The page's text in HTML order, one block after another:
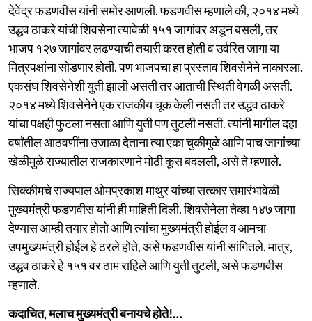
देवेंद्र फडणवीस यांनी समोर आणली. फडणवीस म्हणाले की, २०१४ मध्ये
उद्धव ठाकरे यांची शिवसेना त्यावेळी १५१ जागांवर अडून बसली, तर
भाजप १२७ जागांवर लढण्याची तयारी करत होती व उर्वरित जागा या
मित्रपक्षांना सोडणार होती. पण भाजपचा हा प्रस्ताव शिवसेनेने नाकारला.
एकसंघ शिवसेनेशी युती झाली असती तर आताची स्थिती वेगळी असती.
२०१४ मध्ये शिवसेनेने एक राजकीय चूक केली नसती तर उद्धव ठाकरे
यांचा पक्षही फुटला नसता आणि युती पण तुटली नसती. त्यांनी मागील दहा
वर्षांतील आठवणींना उजाळा देताना त्या एका चुकीमुळे आणि पाच जागांच्या
खेळीमुळे राज्यातील राजकारणाने मोठी कूस बदलली, असे ते म्हणाले.
सिक्कीमचे राज्यपाल ओमप्रकाश माथुर यांच्या सत्कार समारंभावेळी
मुख्यमंत्री फडणवीस यांनी ही माहिती दिली. शिवसेनेला तेव्हा १४७ जागा
देण्यास आम्ही तयार होतो आणि त्यांचा मुख्यमंत्री होईल व आमचा
उपमुख्यमंत्री होईल हे ठरले होते, असे फडणवीस यांनी सांगितले. मात्र,
उद्धव ठाकरे हे १५१ वर ठाम राहिले आणि युती तुटली, असे फडणवीस
म्हणाले.
कदाचित, मलाच मुख्यमंत्री बनायचे होते!…